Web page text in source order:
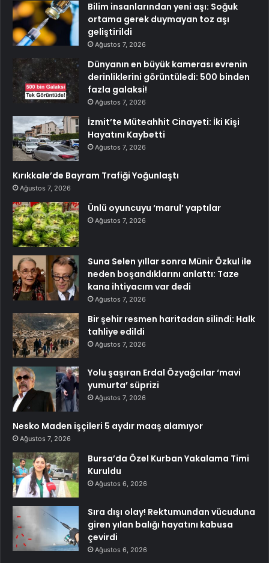
Bilim insanlarından yeni aşı: Soğuk
ortama gerek duymayan toz aşı
geliştirildi
Ağustos 7, 2026
Dünyanın en büyük kamerası evrenin
derinliklerini görüntüledi: 500 binden
fazla galaksi!
Ağustos 7, 2026
İzmit’te Müteahhit Cinayeti: İki Kişi
Hayatını Kaybetti
Ağustos 7, 2026
Kırıkkale’de Bayram Trafiği Yoğunlaştı
Ağustos 7, 2026
Ünlü oyuncuyu ‘marul’ yaptılar
Ağustos 7, 2026
Suna Selen yıllar sonra Münir Özkul ile
neden boşandıklarını anlattı: Taze
kana ihtiyacım var dedi
Ağustos 7, 2026
Bir şehir resmen haritadan silindi: Halk
tahliye edildi
Ağustos 7, 2026
Yolu şaşıran Erdal Özyağcılar ‘mavi
yumurta’ süprizi
Ağustos 7, 2026
Nesko Maden işçileri 5 aydır maaş alamıyor
Ağustos 7, 2026
Bursa’da Özel Kurban Yakalama Timi
Kuruldu
Ağustos 6, 2026
Sıra dışı olay! Rektumundan vücuduna
giren yılan balığı hayatını kabusa
çevirdi
Ağustos 6, 2026